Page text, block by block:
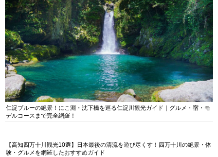
仁淀ブルーの絶景！にこ淵・沈下橋を巡る仁淀川観光ガイド｜グルメ・宿・モ
デルコースまで完全網羅！
【高知四万十川観光10選】日本最後の清流を遊び尽くす！四万十川の絶景・体
験・グルメを網羅したおすすめガイド